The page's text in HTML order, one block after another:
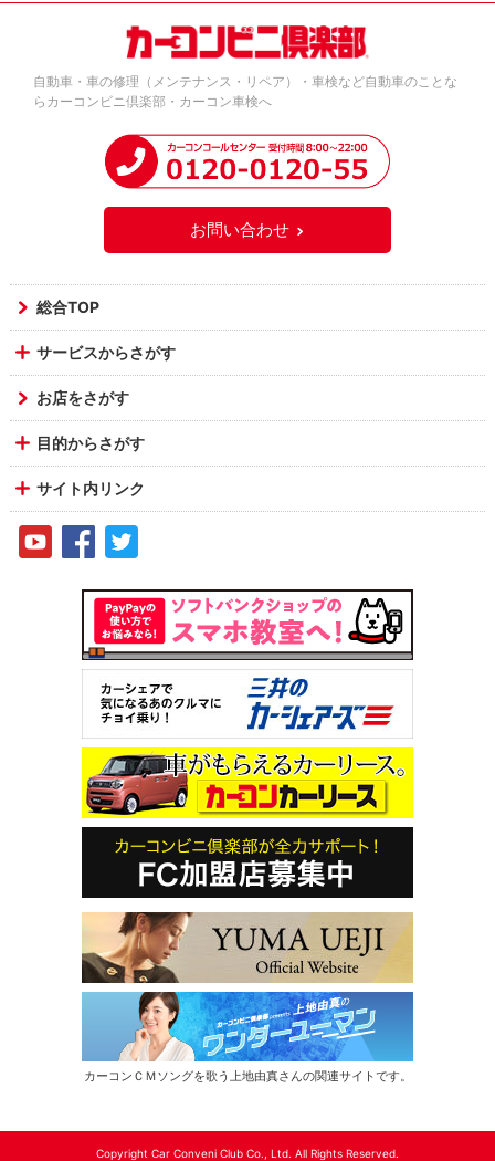
自動車・車の修理（メンテナンス・リペア）・車検など自動車のことな
らカーコンビニ倶楽部・カーコン車検へ
お問い合わせ
総合TOP
サービスからさがす
お店をさがす
目的からさがす
サイト内リンク
カーコンＣＭソングを歌う上地由真さんの関連サイトです。
Copyright Car Conveni Club Co., Ltd. All Rights Reserved.